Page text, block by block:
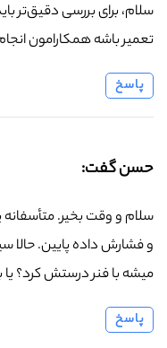
سلام، برای بررسی دقیق‌تر
تعمیر باشه همکارامون
پاسخ
حسن گفت:
سلام و وقت بخیر. متأسفانه
و فشارش داده پایین. حالا
میشه با فنر درستش کرد؟ یا
پاسخ